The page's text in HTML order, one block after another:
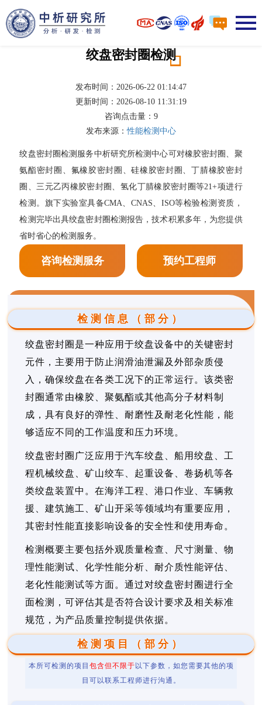
绞盘密封圈检测
发布时间：2026-06-22 01:14:47
更新时间：2026-08-10 11:31:19
咨询点击量： 9
发布来源：性能检测中心
绞盘密封圈检测服务中析研究所检测中心可对橡胶密封圈、聚
氨酯密封圈、氟橡胶密封圈、硅橡胶密封圈、丁腈橡胶密封
圈、三元乙丙橡胶密封圈、氢化丁腈橡胶密封圈等21+项进行
检测。旗下实验室具备CMA、CNAS、ISO等检验检测资质，
检测完毕出具绞盘密封圈检测报告，技术积累多年，为您提供
省时省心的检测服务。
咨询检测服务 预约工程师
检测信息（部分）
绞盘密封圈是一种应用于绞盘设备中的关键密封
元件，主要用于防止润滑油泄漏及外部杂质侵
入，确保绞盘在各类工况下的正常运行。该类密
封圈通常由橡胶、聚氨酯或其他高分子材料制
成，具有良好的弹性、耐磨性及耐老化性能，能
够适应不同的工作温度和压力环境。
绞盘密封圈广泛应用于汽车绞盘、船用绞盘、工
程机械绞盘、矿山绞车、起重设备、卷扬机等各
类绞盘装置中。在海洋工程、港口作业、车辆救
援、建筑施工、矿山开采等领域均有重要应用，
其密封性能直接影响设备的安全性和使用寿命。
检测概要主要包括外观质量检查、尺寸测量、物
理性能测试、化学性能分析、耐介质性能评估、
老化性能测试等方面。通过对绞盘密封圈进行全
面检测，可评估其是否符合设计要求及相关标准
规范，为产品质量控制提供依据。
检测项目（部分）
本所可检测的项目 包含但不限于 以下参数，如您需要其他的项
目可以联系工程师进行沟通。